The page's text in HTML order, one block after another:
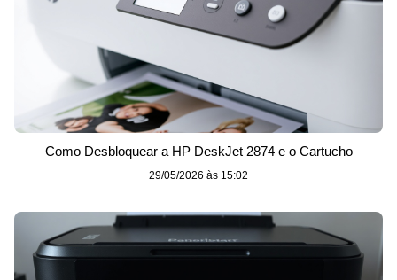
Como Desbloquear a HP DeskJet 2874 e o Cartucho
29/05/2026 às 15:02